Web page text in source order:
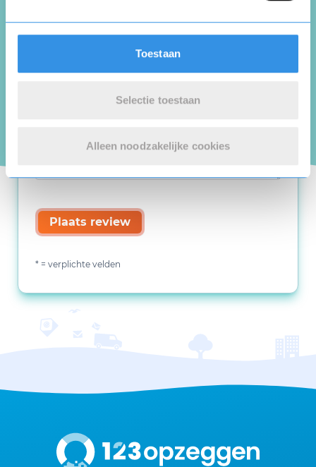
Toestaan
Selectie toestaan
Alleen noodzakelijke cookies
Plaats review
* = verplichte velden